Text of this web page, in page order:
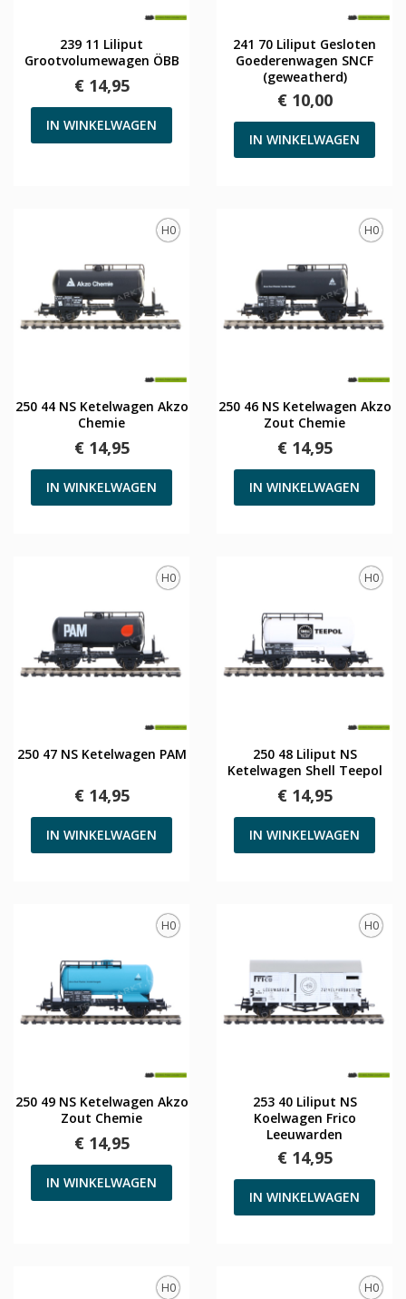
239 11 Liliput
Grootvolumewagen ÖBB
€ 14,95
IN WINKELWAGEN
241 70 Liliput Gesloten
Goederenwagen SNCF
(geweatherd)
€ 10,00
IN WINKELWAGEN
H0
250 44 NS Ketelwagen Akzo
Chemie
€ 14,95
IN WINKELWAGEN
H0
250 46 NS Ketelwagen Akzo
Zout Chemie
€ 14,95
IN WINKELWAGEN
H0
250 47 NS Ketelwagen PAM
€ 14,95
IN WINKELWAGEN
H0
250 48 Liliput NS
Ketelwagen Shell Teepol
€ 14,95
IN WINKELWAGEN
H0
250 49 NS Ketelwagen Akzo
Zout Chemie
€ 14,95
IN WINKELWAGEN
H0
253 40 Liliput NS
Koelwagen Frico
Leeuwarden
€ 14,95
IN WINKELWAGEN
H0 H0